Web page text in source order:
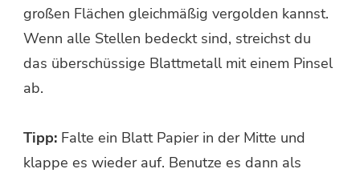
großen Flächen gleichmäßig vergolden kannst.
Wenn alle Stellen bedeckt sind, streichst du
das überschüssige Blattmetall mit einem Pinsel
ab.
Tipp: Falte ein Blatt Papier in der Mitte und
klappe es wieder auf. Benutze es dann als